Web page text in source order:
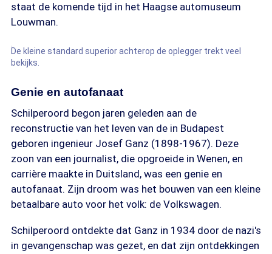
staat de komende tijd in het Haagse automuseum
Louwman.
De kleine standard superior achterop de oplegger trekt veel
bekijks.
Genie en autofanaat
Schilperoord begon jaren geleden aan de
reconstructie van het leven van de in Budapest
geboren ingenieur Josef Ganz (1898-1967). Deze
zoon van een journalist, die opgroeide in Wenen, en
carrière maakte in Duitsland, was een genie en
autofanaat. Zijn droom was het bouwen van een kleine
betaalbare auto voor het volk: de Volkswagen.
Schilperoord ontdekte dat Ganz in 1934 door de nazi's
in gevangenschap was gezet, en dat zijn ontdekkingen